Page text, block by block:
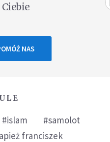
NAS
#islam
#samolot
franciszek